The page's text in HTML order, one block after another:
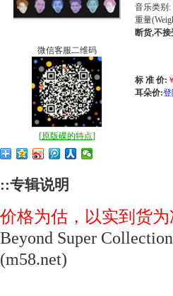
音乐类别:
重量
断货,不
标 准 价: ￥
耳朵价:
微信客服二维码
[原版碟的特点]
::专辑说明
价格为估，以实到货为
Beyond Super
(m58.net)